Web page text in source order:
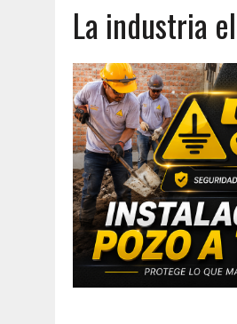
La industria